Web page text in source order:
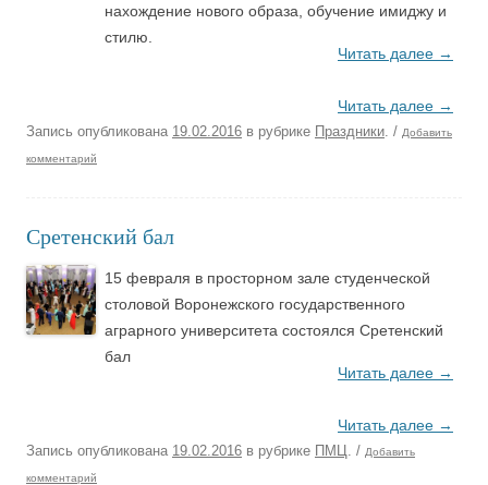
нахождение нового образа, обучение имиджу и
стилю.
Читать далее →
Читать далее →
Запись опубликована 19.02.2016 в рубрике Праздники / Добавить
комментарий
Сретенский бал
15 февраля в просторном зале студенческой
столовой Воронежского государственного
аграрного университета состоялся Сретенский
бал
Читать далее →
Читать далее →
Запись опубликована 19.02.2016 в рубрике ПМЦ / Добавить
комментарий